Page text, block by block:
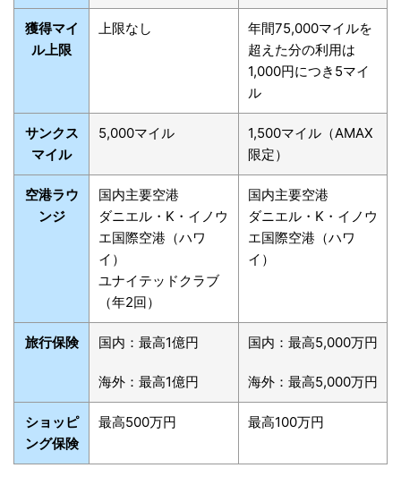
獲得マイ
ル上限
上限なし
年間75,000マイルを
超えた分の利用は
1,000円につき5マイ
ル
サンクス
マイル
5,000マイル
1,500マイル（AMAX
限定）
空港ラウ
ンジ
国内主要空港
ダニエル・K・イノウ
エ国際空港（ハワ
イ）
ユナイテッドクラブ
（年2回）
国内主要空港
ダニエル・K・イノウ
エ国際空港（ハワ
イ）
旅行保険 国内：最高1億円
海外：最高1億円
国内：最高5,000万円
海外：最高5,000万円
ショッピ
ング保険
最高500万円 最高100万円